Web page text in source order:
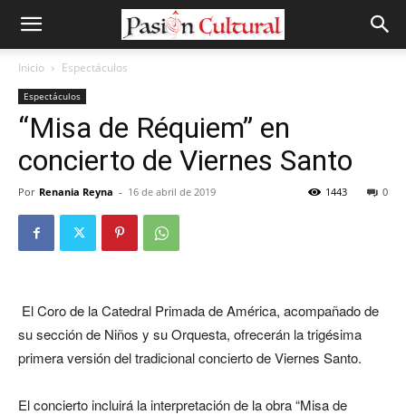
Inicio Espectáculos
Espectáculos
“Misa de Réquiem” en
concierto de Viernes Santo
Por Renania Reyna - 16 de abril de 2019 0
1443
El Coro de la Catedral Primada de América, acompañado de
su sección de Niños y su Orquesta, ofrecerán la trigésima
primera versión del tradicional concierto de Viernes Santo.
El concierto incluirá la interpretación de la obra “Misa de